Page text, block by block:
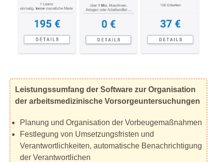
Leistungssumfang der Software zur Organisation
der arbeitsmedizinische Vorsorgeuntersuchungen
Planung und Organisation der Vorbeugemaßnahmen
Festlegung von Umsetzungsfristen und
Verantwortlichkeiten, automatische Benachrichtigung
der Verantwortlichen